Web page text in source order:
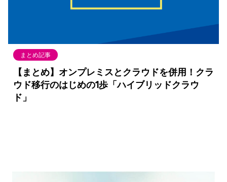
まとめ記事
【まとめ】オンプレミスとクラウドを併用！クラ
ウド移行のはじめの1歩「ハイブリッドクラウ
ド」